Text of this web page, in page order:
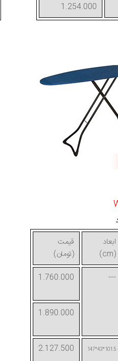
1.254.000
ابعاد
(cm)
قیمت
(تومان)
---
1.760.000
1.890.000
101.5*43*147
2.127.500